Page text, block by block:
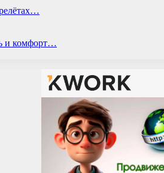
и комфорт…